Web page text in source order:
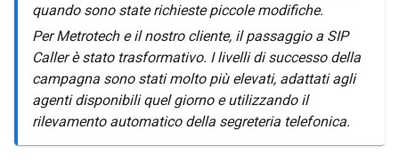
quando sono state richieste piccole modifiche.
Per Metrotech e il nostro cliente, il passaggio a SIP
Caller è stato trasformativo. I livelli di successo della
campagna sono stati molto più elevati, adattati agli
agenti disponibili quel giorno e utilizzando il
rilevamento automatico della segreteria telefonica.